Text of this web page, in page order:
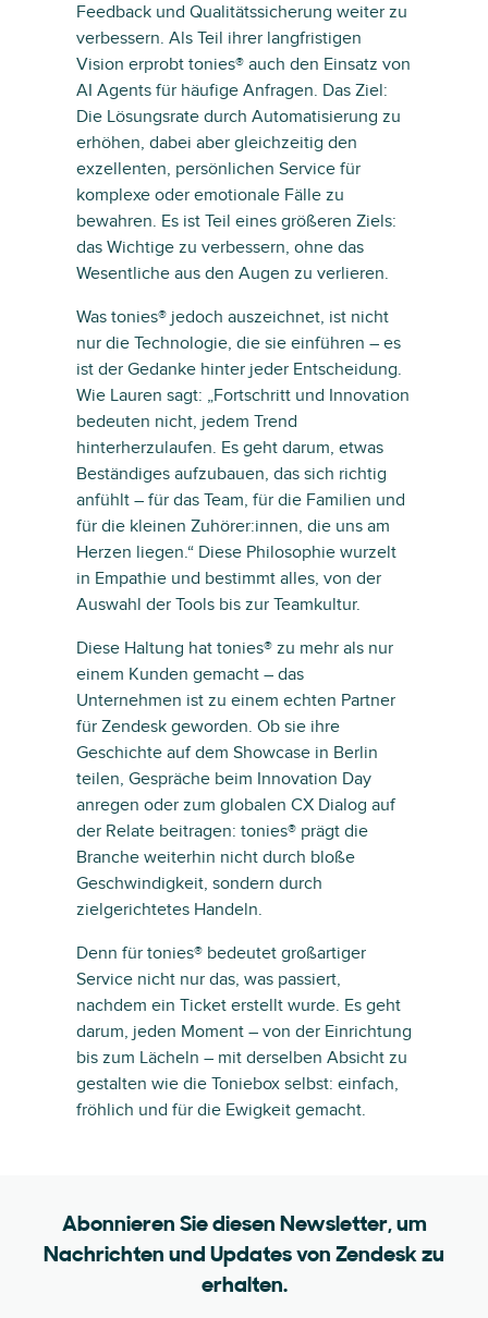
Feedback und Qualitätssicherung weiter zu
verbessern. Als Teil ihrer langfristigen
Vision erprobt tonies® auch den Einsatz von
AI Agents für häufige Anfragen. Das Ziel:
Die Lösungsrate durch Automatisierung zu
erhöhen, dabei aber gleichzeitig den
exzellenten, persönlichen Service für
komplexe oder emotionale Fälle zu
bewahren. Es ist Teil eines größeren Ziels:
das Wichtige zu verbessern, ohne das
Wesentliche aus den Augen zu verlieren.
Was tonies® jedoch auszeichnet, ist nicht
nur die Technologie, die sie einführen – es
ist der Gedanke hinter jeder Entscheidung.
Wie Lauren sagt: „Fortschritt und Innovation
bedeuten nicht, jedem Trend
hinterherzulaufen. Es geht darum, etwas
Beständiges aufzubauen, das sich richtig
anfühlt – für das Team, für die Familien und
für die kleinen Zuhörer:innen, die uns am
Herzen liegen.“ Diese Philosophie wurzelt
in Empathie und bestimmt alles, von der
Auswahl der Tools bis zur Teamkultur.
Diese Haltung hat tonies® zu mehr als nur
einem Kunden gemacht – das
Unternehmen ist zu einem echten Partner
für Zendesk geworden. Ob sie ihre
Geschichte auf dem Showcase in Berlin
teilen, Gespräche beim Innovation Day
anregen oder zum globalen CX Dialog auf
der Relate beitragen: tonies® prägt die
Branche weiterhin nicht durch bloße
Geschwindigkeit, sondern durch
zielgerichtetes Handeln.
Denn für tonies® bedeutet großartiger
Service nicht nur das, was passiert,
nachdem ein Ticket erstellt wurde. Es geht
darum, jeden Moment – von der Einrichtung
bis zum Lächeln – mit derselben Absicht zu
gestalten wie die Toniebox selbst: einfach,
fröhlich und für die Ewigkeit gemacht.
Abonnieren Sie diesen Newsletter, um
Nachrichten und Updates von Zendesk zu
erhalten.